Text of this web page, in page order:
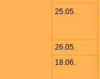
25.05.
26.05.
18.06.